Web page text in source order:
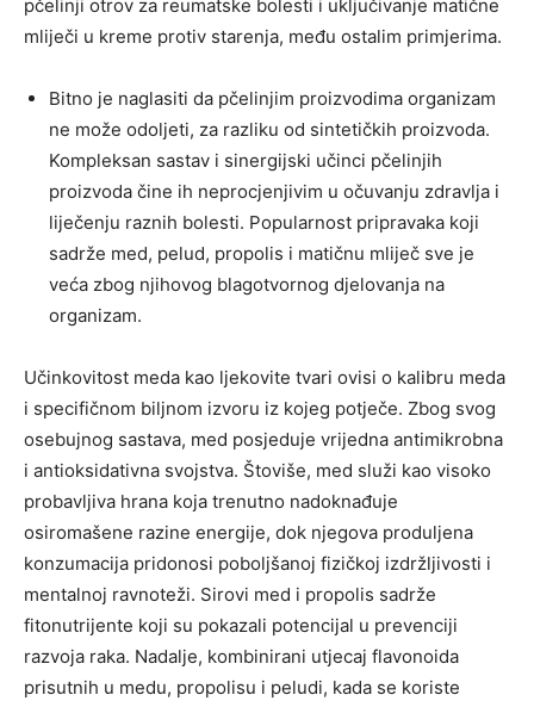
pčelinji otrov za reumatske bolesti i uključivanje matične
mliječi u kreme protiv starenja, među ostalim primjerima.
Bitno je naglasiti da pčelinjim proizvodima organizam
ne može odoljeti, za razliku od sintetičkih proizvoda.
Kompleksan sastav i sinergijski učinci pčelinjih
proizvoda čine ih neprocjenjivim u očuvanju zdravlja i
liječenju raznih bolesti. Popularnost pripravaka koji
sadrže med, pelud, propolis i matičnu mliječ sve je
veća zbog njihovog blagotvornog djelovanja na
organizam.
Učinkovitost meda kao ljekovite tvari ovisi o kalibru meda
i specifičnom biljnom izvoru iz kojeg potječe. Zbog svog
osebujnog sastava, med posjeduje vrijedna antimikrobna
i antioksidativna svojstva. Štoviše, med služi kao visoko
probavljiva hrana koja trenutno nadoknađuje
osiromašene razine energije, dok njegova produljena
konzumacija pridonosi poboljšanoj fizičkoj izdržljivosti i
mentalnoj ravnoteži. Sirovi med i propolis sadrže
fitonutrijente koji su pokazali potencijal u prevenciji
razvoja raka. Nadalje, kombinirani utjecaj flavonoida
prisutnih u medu, propolisu i peludi, kada se koriste